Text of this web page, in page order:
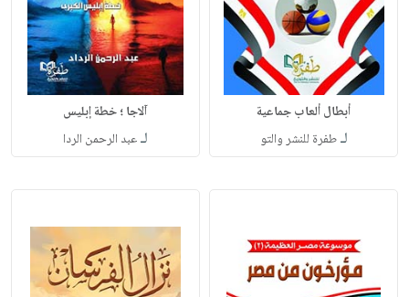
أبطال ألعاب جماعية
لـطفرة للنشر والتو
آلاجا ؛ خطة إبليس
لـعبد الرحمن الردا